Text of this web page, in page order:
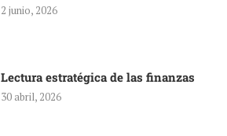
2 junio, 2026
Lectura estratégica de las finanzas
30 abril, 2026